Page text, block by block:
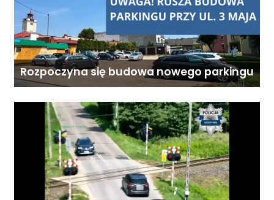
Rozpoczyna się budowa nowego parkingu